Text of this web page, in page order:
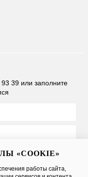
39 или заполните
«COOKIE»
работы сайта,